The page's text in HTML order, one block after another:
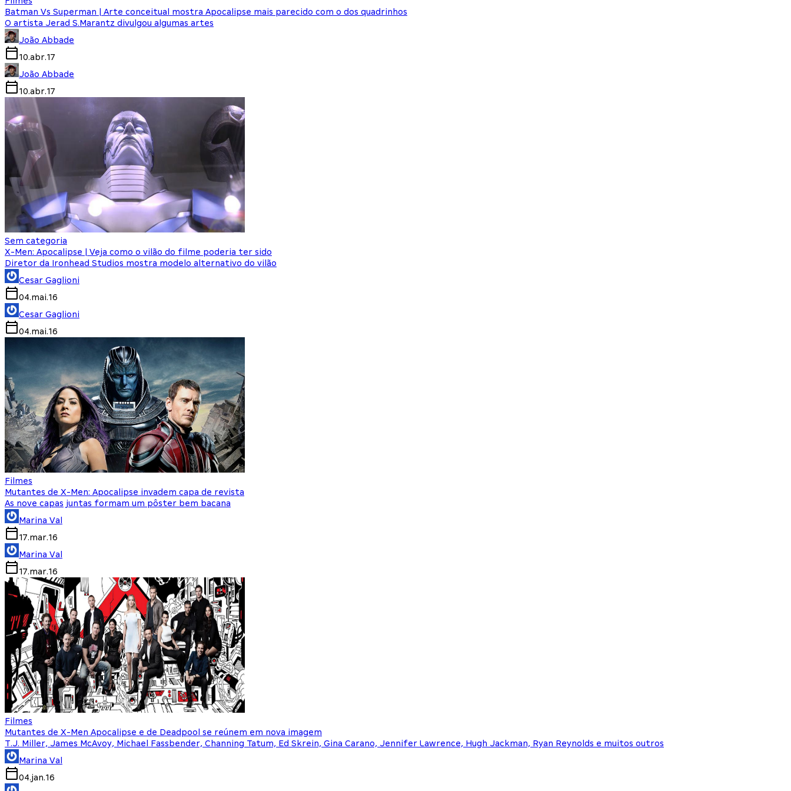
Batman Vs Superman | Arte conceitual mostra Apocalipse mais parecido com o dos quadrinhos
O artista Jerad S.Marantz divulgou algumas artes
João Abbade
10.abr.17
João Abbade
10.abr.17
Sem categoria
X-Men: Apocalipse | Veja como o vilão do filme poderia ter sido
Diretor da Ironhead Studios mostra modelo alternativo do vilão
Cesar Gaglioni
04.mai.16
Cesar Gaglioni
04.mai.16
Filmes
Mutantes de X-Men: Apocalipse invadem capa de revista
As nove capas juntas formam um pôster bem bacana
Marina Val
17.mar.16
Marina Val
17.mar.16
Filmes
Mutantes de X-Men Apocalipse e de Deadpool se reúnem em nova imagem
T.J. Miller, James McAvoy, Michael Fassbender, Channing Tatum, Ed Skrein, Gina Carano, Jennifer Lawrence, Hugh Jackman, Ryan Reynolds e muitos outros
Marina Val
04.jan.16